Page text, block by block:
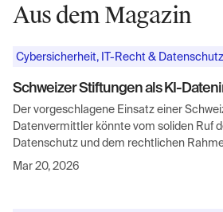
Aus dem Magazin
Cybersicherheit, IT-Recht & Datenschutz
Schweizer Stiftungen als KI-
Der vorgeschlagene Einsatz einer
Datenvermittler könnte vom soliden Ruf
Datenschutz und dem rechtlichen
gemeinnützige Organisationen beim
Mar 20, 2026